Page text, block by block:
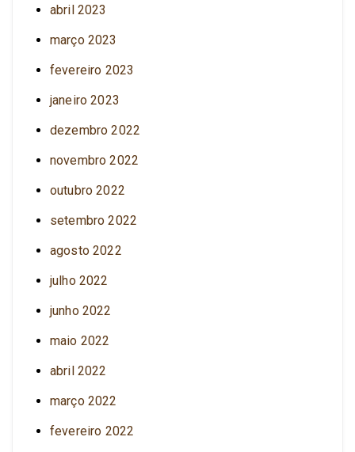
abril 2023
março 2023
fevereiro 2023
janeiro 2023
dezembro 2022
novembro 2022
outubro 2022
setembro 2022
agosto 2022
julho 2022
junho 2022
maio 2022
abril 2022
março 2022
fevereiro 2022